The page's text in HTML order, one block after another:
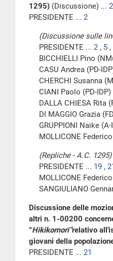
1295) (Discussione) ... 2
PRESIDENTE ... 2
(Discussione sulle
PRESIDENTE ... 2 , 5 ,
BICCHIELLI Pino
CASU Andrea (PD-
CHERCHI Susanna
CIANI Paolo (PD-IDP)
DALLA CHIESA Rita
DI MAGGIO Grazia
GRUPPIONI Naike (A-
MOLLICONE
(Repliche - A.C. 1295)
PRESIDENTE ... 19 ,
MOLLICONE
SANGIULIANO
Discussione delle
altri n. 1-00200
“Hikikomori”relativo
giovani della
PRESIDENTE ... 21